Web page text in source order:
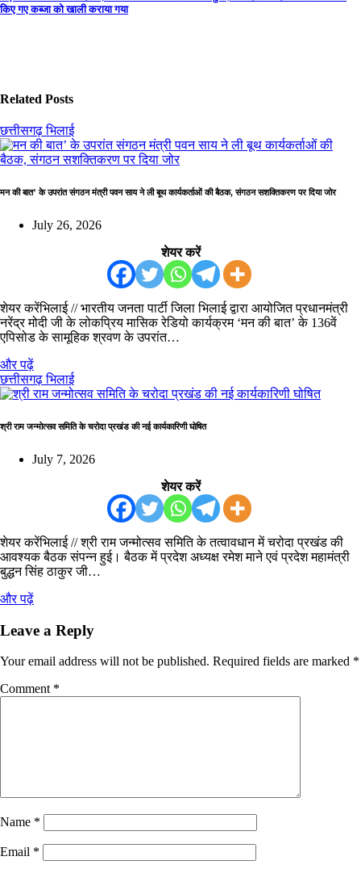
किए गए कब्जा को खाली कराया गया
Related Posts
छत्तीसगढ़भिलाई
मन की बात’ के उपरांत संगठन मंत्री पवन साय ने ली बूथ कार्यकर्ताओं की बैठक, संगठन सशक्तिकरण पर दिया जोर
July 26, 2026
शेयर करें
शेयर करेंभिलाई // भारतीय जनता पार्टी जिला भिलाई द्वारा आयोजित प्रधानमंत्री
नरेंद्र मोदी जी के लोकप्रिय मासिक रेडियो कार्यक्रम ‘मन की बात’ के 136वें
एपिसोड के सामूहिक श्रवण के उपरांत…
और पढ़ें
छत्तीसगढ़भिलाई
श्री राम जन्मोत्सव समिति के चरोदा प्रखंड की नई कार्यकारिणी घोषित
July 7, 2026
शेयर करें
शेयर करेंभिलाई // श्री राम जन्मोत्सव समिति के तत्वावधान में चरोदा प्रखंड की
आवश्यक बैठक संपन्न हुई। बैठक में प्रदेश अध्यक्ष रमेश माने एवं प्रदेश महामंत्री
बुद्धन सिंह ठाकुर जी…
और पढ़ें
Leave a Reply
Your email address will not be published. Required fields are marked *
Comment *
Name *
Email *